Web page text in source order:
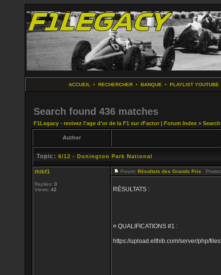
ACCUEIL • RECHERCHER• BANQUE • PLAYLIST YOUTUBE
Search found 436 matches
F1Legacy - revivez l'age d'or de la F1 sur rFactor | Forum Index » Search
Author
Topic: 6/12 - Donington Park National
thibf1
Replies: 0
Views: 42
Forum: Résultats des Grands Prix
RÉSULTATS :
¤ QUALIFICATIONS #1 :
https://upload.elthib.com/server/php/